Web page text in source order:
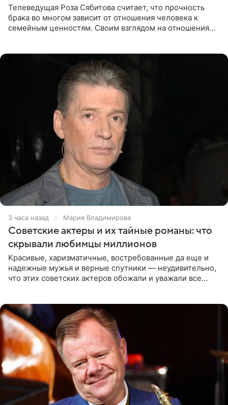
Телеведущая Роза Сябитова считает, что прочность
брака во многом зависит от отношения человека к
семейным ценностям. Своим взглядом на отношения
3 часа назад Мария Владимирова
Советские актеры и их тайные романы: что
скрывали любимцы миллионов
Красивые, харизматичные, востребованные да еще и
надежные мужья и верные спутники — неудивительно,
что этих советских актеров обожали и уважали все